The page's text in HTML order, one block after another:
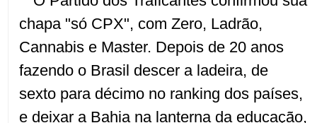
chapa "só CPX", com Zero, Ladrão,
Cannabis e Master. Depois de 20 anos
fazendo o Brasil descer a ladeira, de
sexto para décimo no ranking dos países,
e deixar a Bahia na lanterna da educação,